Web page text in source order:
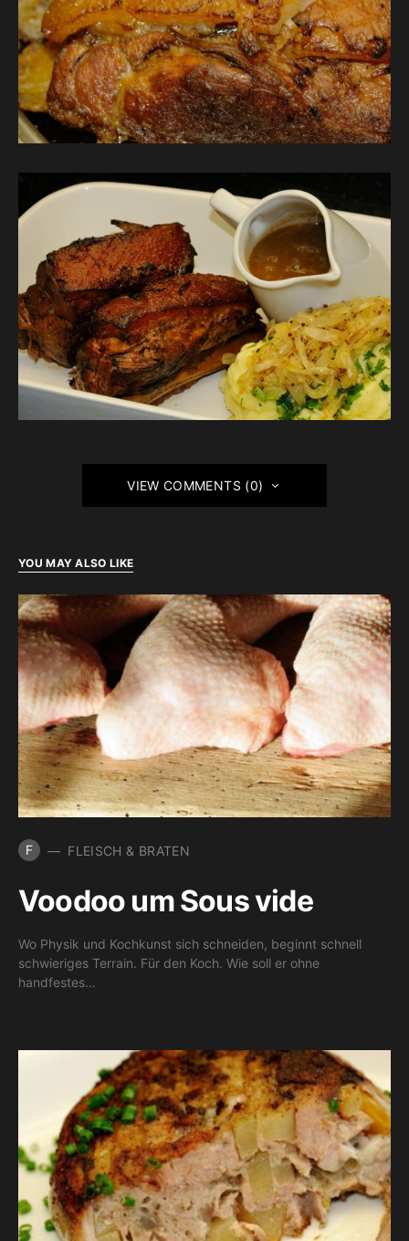
VIEW COMMENTS (0)
YOU MAY ALSO LIKE
F FLEISCH & BRATEN
Voodoo um Sous vide
Wo Physik und Kochkunst sich schneiden, beginnt schnell
schwieriges Terrain. Für den Koch. Wie soll er ohne
handfestes…